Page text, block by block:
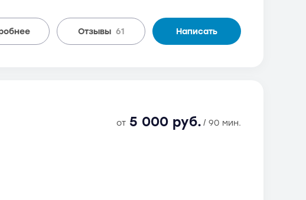
Отзывы 61 Написать
от 5 000 руб. / 90 мин.